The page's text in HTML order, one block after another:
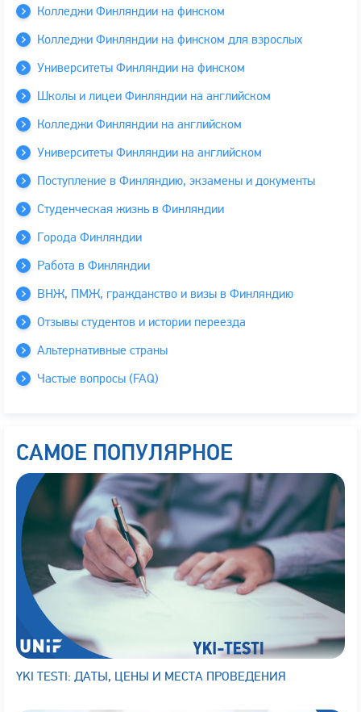
Колледжи Финляндии на финском
Колледжи Финляндии на финском для взрослых
Университеты Финляндии на финском
Школы и лицеи Финляндии на английском
Колледжи Финляндии на английском
Университеты Финляндии на английском
Поступление в Финляндию, экзамены и документы
Студенческая жизнь в Финляндии
Города Финляндии
Работа в Финляндии
ВНЖ, ПМЖ, гражданство и визы в Финляндию
Отзывы студентов и истории переезда
Альтернативные страны
Частые вопросы (FAQ)
САМОЕ ПОПУЛЯРНОЕ
YKI TESTI: ДАТЫ, ЦЕНЫ И МЕСТА ПРОВЕДЕНИЯ